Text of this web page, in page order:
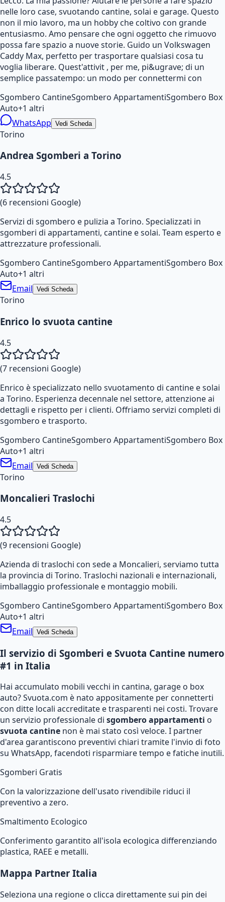
nelle loro case, svuotando cantine, solai e garage. Questo
non il mio lavoro, ma un hobby che coltivo con grande
entusiasmo. Amo pensare che ogni oggetto che rimuovo
possa fare spazio a nuove storie. Guido un Volkswagen
Caddy Max, perfetto per trasportare qualsiasi cosa tu
voglia liberare. Quest'attivit , per me, pi&ugrave; di un
semplice passatempo: un modo per connettermi con
Sgombero CantineSgombero AppartamentiSgombero Box
Auto+1 altri
WhatsApp Vedi Scheda
Torino
Andrea Sgomberi a Torino
4.5
(6 recensioni Google)
Servizi di sgombero e pulizia a Torino. Specializzati in
sgomberi di appartamenti, cantine e solai. Team esperto e
attrezzature professionali.
Sgombero CantineSgombero AppartamentiSgombero Box
Auto+1 altri
Email Vedi Scheda
Torino
Enrico lo svuota cantine
4.5
(7 recensioni Google)
Enrico è specializzato nello svuotamento di cantine e solai
a Torino. Esperienza decennale nel settore, attenzione ai
dettagli e rispetto per i clienti. Offriamo servizi completi di
sgombero e trasporto.
Sgombero CantineSgombero AppartamentiSgombero Box
Auto+1 altri
Email Vedi Scheda
Torino
Moncalieri Traslochi
4.5
(9 recensioni Google)
Azienda di traslochi con sede a Moncalieri, serviamo tutta
la provincia di Torino. Traslochi nazionali e internazionali,
imballaggio professionale e montaggio mobili.
Sgombero CantineSgombero AppartamentiSgombero Box
Auto+1 altri
Email Vedi Scheda
Il servizio di Sgomberi e Svuota Cantine numero
#1 in Italia
Hai accumulato mobili vecchi in cantina, garage o box
auto? Svuota.com è nato appositamente per connetterti
con ditte locali accreditate e trasparenti nei costi. Trovare
un servizio professionale di sgombero appartamenti o
svuota cantine non è mai stato così veloce. I partner
d'area garantiscono preventivi chiari tramite l'invio di foto
su WhatsApp, facendoti risparmiare tempo e fatiche inutili.
Sgomberi Gratis
Con la valorizzazione dell'usato rivendibile riduci il
preventivo a zero.
Smaltimento Ecologico
Conferimento garantito all'isola ecologica differenziando
plastica, RAEE e metalli.
Mappa Partner Italia
Seleziona una regione o clicca direttamente sui pin dei